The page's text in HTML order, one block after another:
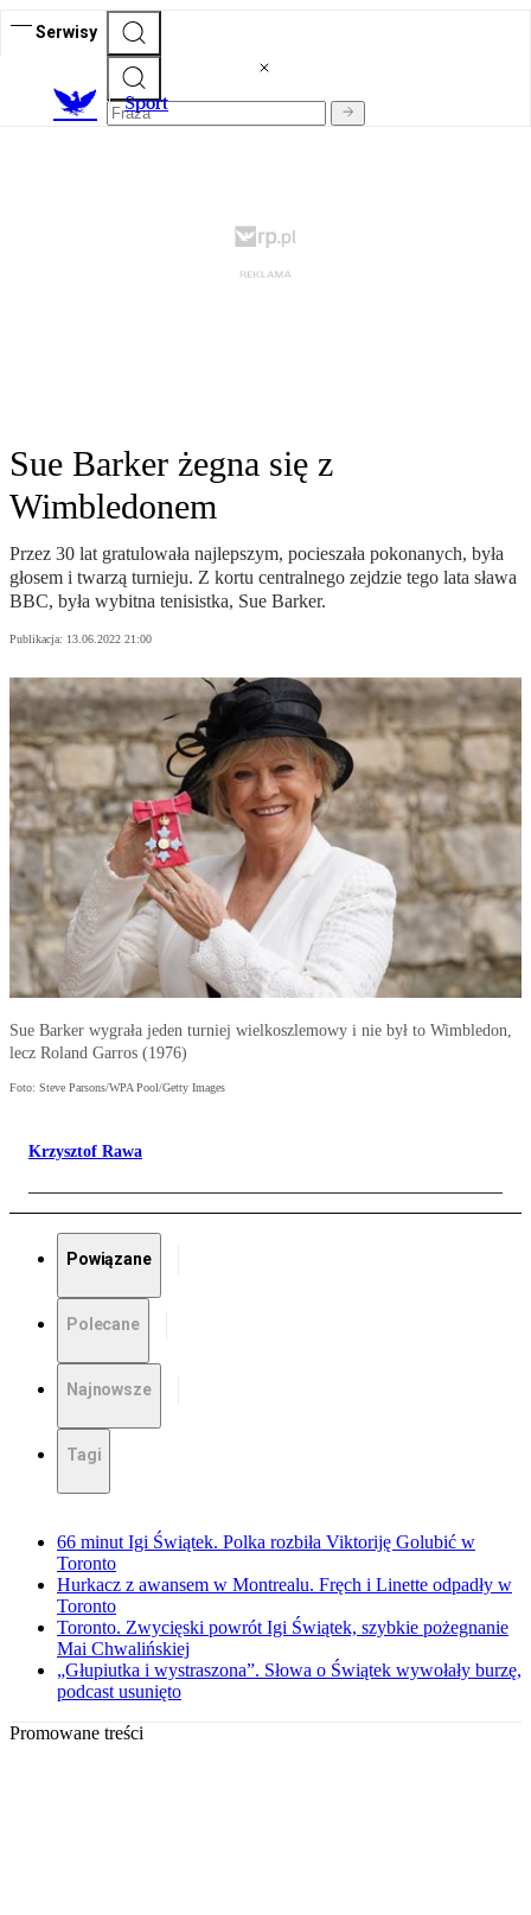
Serwisy
Sport
Sue Barker żegna się z
Wimbledonem
Przez 30 lat gratulowała najlepszym, pocieszała pokonanych, była
głosem i twarzą turnieju. Z kortu centralnego zejdzie tego lata sława
BBC, była wybitna tenisistka, Sue Barker.
Publikacja: 13.06.2022 21:00
Sue Barker wygrała jeden turniej wielkoszlemowy i nie był to Wimbledon,
lecz Roland Garros (1976)
Foto: Steve Parsons/WPA Pool/Getty Images
Krzysztof Rawa
Powiązane
Polecane
Najnowsze
Tagi
66 minut Igi Świątek. Polka rozbiła Viktoriję Golubić w
Toronto
Hurkacz z awansem w Montrealu. Fręch i Linette odpadły w
Toronto
Toronto. Zwycięski powrót Igi Świątek, szybkie pożegnanie
Mai Chwalińskiej
„Głupiutka i wystraszona”. Słowa o Świątek wywołały burzę,
podcast usunięto
Promowane treści